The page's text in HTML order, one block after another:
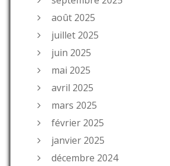
août 2025
juillet 2025
juin 2025
mai 2025
avril 2025
mars 2025
février 2025
janvier 2025
décembre 2024